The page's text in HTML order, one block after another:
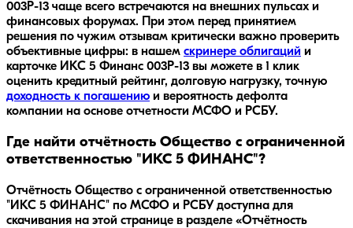
003P-13 чаще всего встречаются на внешних пульсах и
финансовых форумах. При этом перед принятием
решения по чужим отзывам критически важно проверить
объективные цифры: в нашем скринере облигаций и
карточке ИКС 5 Финанс 003P-13 вы можете в 1 клик
оценить кредитный рейтинг, долговую нагрузку, точную
доходность к погашению и вероятность дефолта
компании на основе отчетности МСФО и РСБУ.
Где найти отчётность Общество с ограниченной
ответственностью "ИКС 5 ФИНАНС"?
Отчётность Общество с ограниченной ответственностью
"ИКС 5 ФИНАНС" по МСФО и РСБУ доступна для
скачивания на этой странице в разделе «Отчётность